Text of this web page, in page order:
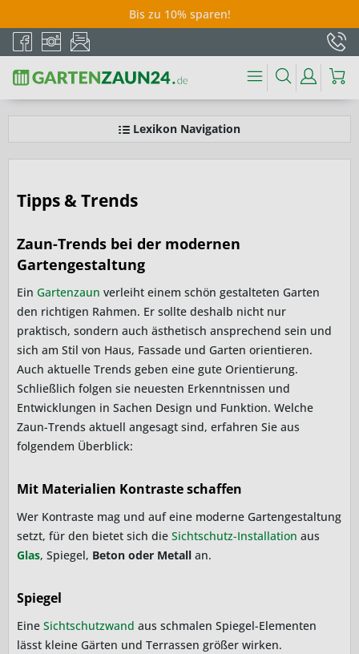
Bis zu 10% sparen!
Lexikon Navigation
Tipps & Trends
Zaun-Trends bei der modernen
Gartengestaltung
Ein Gartenzaun verleiht einem schön gestalteten Garten
den richtigen Rahmen. Er sollte deshalb nicht nur
praktisch, sondern auch ästhetisch ansprechend sein und
sich am Stil von Haus, Fassade und Garten orientieren.
Auch aktuelle Trends geben eine gute Orientierung.
Schließlich folgen sie neuesten Erkenntnissen und
Entwicklungen in Sachen Design und Funktion. Welche
Zaun-Trends aktuell angesagt sind, erfahren Sie aus
folgendem Überblick:
Mit Materialien Kontraste schaffen
Wer Kontraste mag und auf eine moderne Gartengestaltung
setzt, für den bietet sich die Sichtschutz-Installation aus
Glas, Spiegel, Beton oder Metall an.
Spiegel
Eine Sichtschutzwand aus schmalen Spiegel-Elementen
lässt kleine Gärten und Terrassen größer wirken.